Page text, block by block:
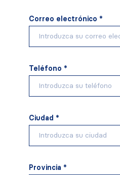
Correo electrónico *
Teléfono *
Ciudad *
Provincia *